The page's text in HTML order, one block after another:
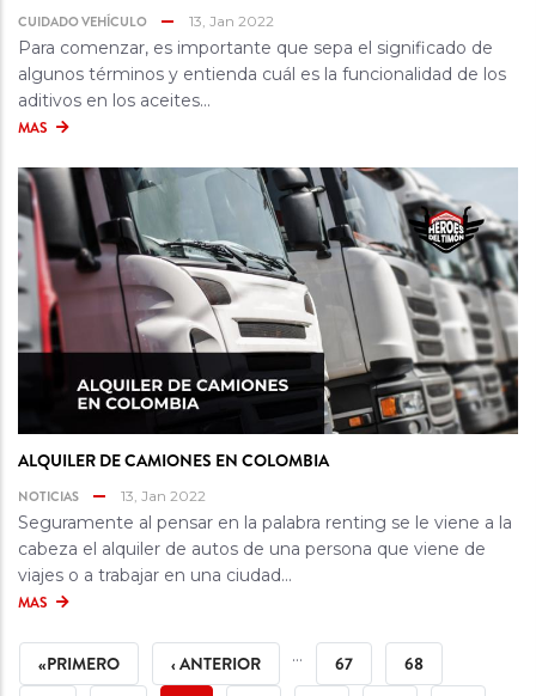
CUIDADO VEHÍCULO 13, Jan 2022
Para comenzar, es importante que sepa el significado de
algunos términos y entienda cuál es la funcionalidad de los
aditivos en los aceites...
MAS
ALQUILER DE CAMIONES EN COLOMBIA
NOTICIAS 13, Jan 2022
Seguramente al pensar en la palabra renting se le viene a la
cabeza el alquiler de autos de una persona que viene de
viajes o a trabajar en una ciudad...
MAS
PAGINACIÓN
PRIMERA
PÁGINA
«PRIMERO
PÁGINA
ANTERIOR
‹ ANTERIOR … PÁGINA
67 PÁGINA
68